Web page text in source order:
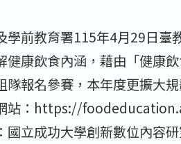
學前教育署115年4月29日臺
健康飲食內涵，藉由「健康
隊報名參賽，本年度更擴大
站：https://
國立成功大學創新數位內容